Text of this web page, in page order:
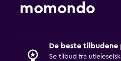
momondo
De beste tilbudene
Se tilbud fra